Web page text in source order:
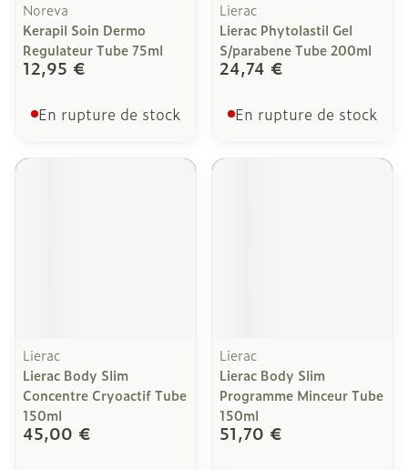
Noreva
Kerapil Soin Dermo
Regulateur Tube 75ml
12,95 €
En rupture de stock
Lierac
Lierac Phytolastil Gel
S/parabene Tube 200ml
24,74 €
En rupture de stock
Lierac
Lierac Body Slim
Concentre Cryoactif Tube
150ml
45,00 €
Lierac
Lierac Body Slim
Programme Minceur Tube
150ml
51,70 €